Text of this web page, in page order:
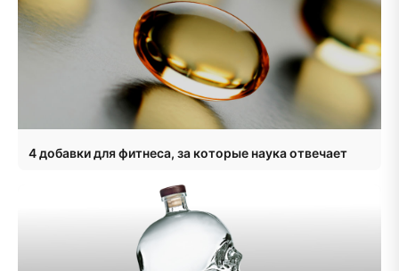
4 добавки для фитнеса, за которые наука отвечает